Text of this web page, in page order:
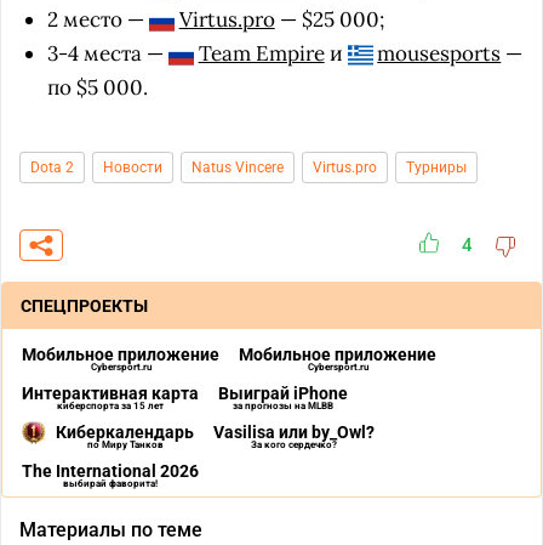
2 место —
Virtus.pro— $25 000;
3-4 места —
Team Empireи mousesports —
по $5 000.
Dota 2 Новости Natus Vincere Virtus.pro Турниры
4
СПЕЦПРОЕКТЫ
Мобильное приложение
Cybersport.ru
Мобильное приложение
Cybersport.ru
Интерактивная карта
киберспорта за 15 лет
Выиграй iPhone
за прогнозы на MLBB
Киберкалендарь
по Миру Танков
Vasilisa или by_Owl?
За кого сердечко?
The International 2026
выбирай фаворита!
Материалы по теме